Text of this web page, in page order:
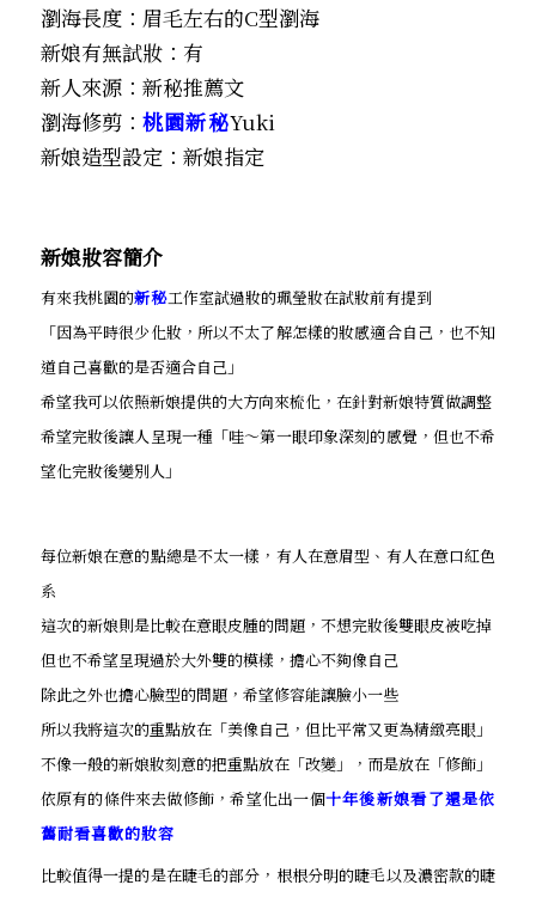
瀏海長度：眉毛左右的C型瀏海
新娘有無試妝：有
新人來源：新秘推薦文
瀏海修剪： 桃園新秘Yuki
新娘造型設定：新娘指定
新娘妝容簡介
有來我桃園的新秘工作室試過妝的珮瑩妝在試妝前有提到
「因為平時很少化妝，所以不太了解怎樣的妝感適合自己，也不知
道自己喜歡的是否適合自己」
希望我可以依照新娘提供的大方向來梳化，在針對新娘特質做調整
希望完妝後讓人呈現一種「哇～第一眼印象深刻的感覺，但也不希
望化完妝後變別人」
每位新娘在意的點總是不太一樣，有人在意眉型、有人在意口紅色
系
這次的新娘則是比較在意眼皮腫的問題，不想完妝後雙眼皮被吃掉
但也不希望呈現過於大外雙的模樣，擔心不夠像自己
除此之外也擔心臉型的問題，希望修容能讓臉小一些
所以我將這次的重點放在「美像自己，但比平常又更為精緻亮眼」
不像一般的新娘妝刻意的把重點放在「改變」，而是放在「修飾」
依原有的條件來去做修飾，希望化出一個十年後新娘看了還是依
舊耐看喜歡的妝容
比較值得一提的是在睫毛的部分，根根分明的睫毛以及濃密款的睫